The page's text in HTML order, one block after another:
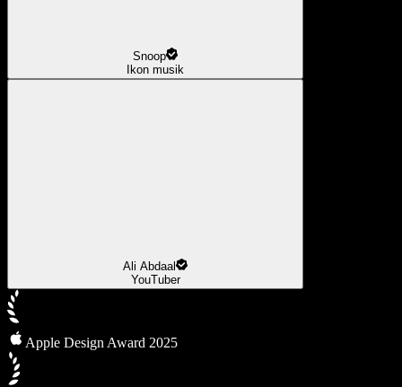
Snoop
Ikon musik
Ali Abdaal
YouTuber
Apple Design Award 2025